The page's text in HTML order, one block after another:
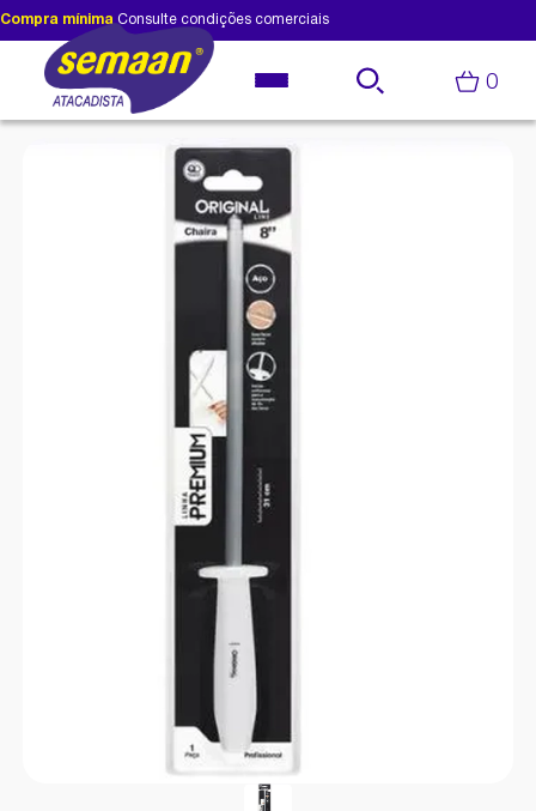
Compra mínima Consulte condições comerciais
0